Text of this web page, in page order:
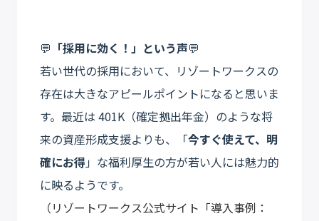
💬 「採用に効く！」という声💬
若い世代の採用において、リゾートワークスの
存在は大きなアピールポイントになると思いま
す。最近は 401K（確定拠出年金）のような将
来の資産形成支援よりも、「今すぐ使えて、明
確にお得」な福利厚生の方が若い人には魅力的
に映るようです。
（リゾートワークス公式サイト「導入事例：